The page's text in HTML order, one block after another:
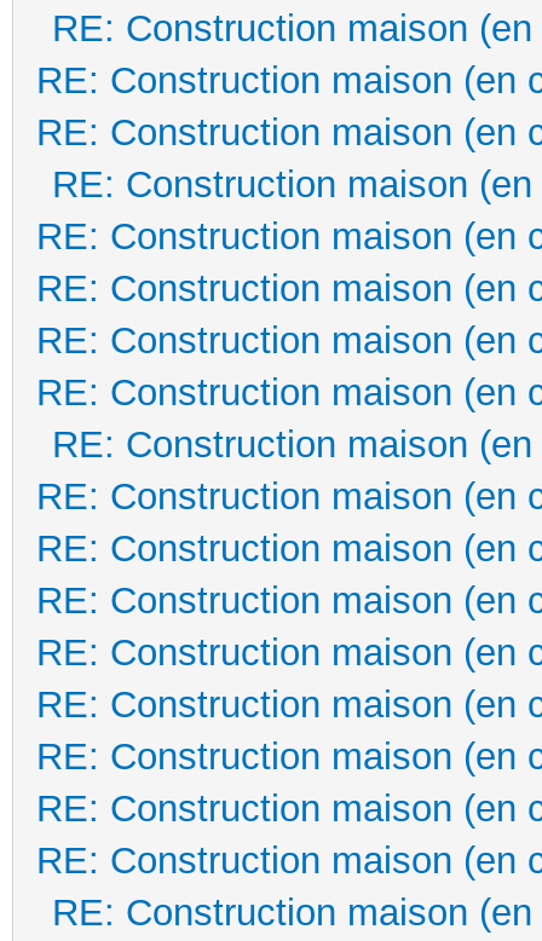
RE: Construction maison
RE: Construction maison (en
RE: Construction maison (en
RE: Construction maison
RE: Construction maison (en
RE: Construction maison (en
RE: Construction maison (en
RE: Construction maison (en
RE: Construction maison
RE: Construction maison (en
RE: Construction maison (en
RE: Construction maison (en
RE: Construction maison (en
RE: Construction maison (en
RE: Construction maison (en
RE: Construction maison (en
RE: Construction maison (en
RE: Construction maison